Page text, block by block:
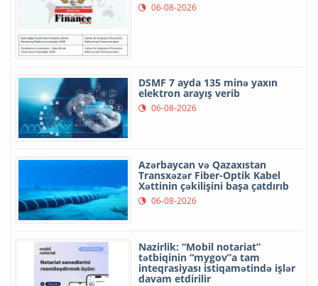
06-08-2026
DSMF 7 ayda 135 minə yaxın
elektron arayış verib
06-08-2026
Azərbaycan və Qazaxıstan
Transxəzər Fiber-Optik Kabel
Xəttinin çəkilişini başa çatdırıb
06-08-2026
Nazirlik: “Mobil notariat”
tətbiqinin “mygov”a tam
inteqrasiyası istiqamətində işlər
davam etdirilir